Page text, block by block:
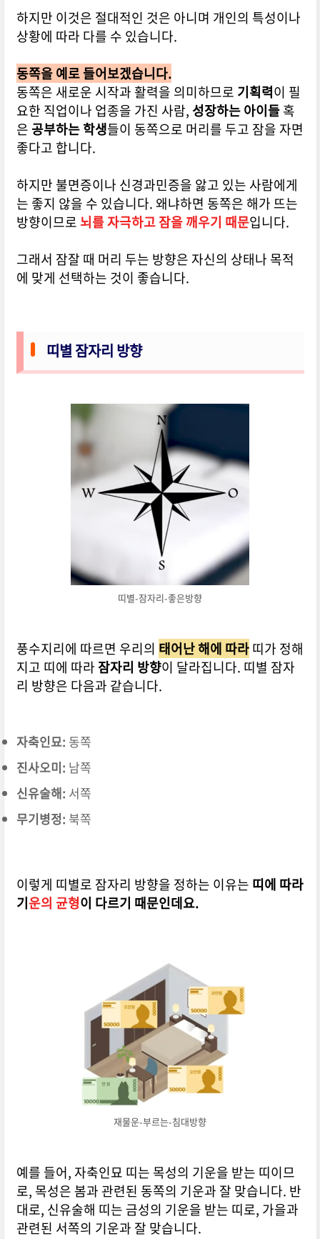
하지만 이것은 절대적인 것은 아니며 개인의 특성이나
상황에 따라 다를 수 있습니다.
동쪽을 예로 들어보겠습니다.
동쪽은 새로운 시작과 활력을 의미하므로 기획력이 필
요한 직업이나 업종을 가진 사람, 성장하는 아이들혹
은 공부하는 학생들이 동쪽으로 머리를 두고 잠을 자면
좋다고 합니다.
하지만 불면증이나 신경과민증을 앓고 있는 사람에게
는 좋지 않을 수 있습니다. 왜냐하면 동쪽은 해가 뜨는
방향이므로 뇌를 자극하고 잠을 깨우기 때문입니다.
그래서 잠잘 때 머리 두는 방향은 자신의 상태나 목적
에 맞게 선택하는 것이 좋습니다.
띠별 잠자리 방향
띠별-잠자리-좋은방향
풍수지리에 따르면 우리의 태어난 해에 따라띠가 정해
지고 띠에 따라잠자리 방향이 달라집니다. 띠별 잠자
리 방향은 다음과 같습니다.
자축인묘: 동쪽
진사오미: 남쪽
신유술해: 서쪽
무기병정: 북쪽
이렇게 띠별로 잠자리 방향을 정하는 이유는 띠에 따라
기운의 균형이 다르기 때문인데요.
재물운-부르는-침대방향
예를 들어, 자축인묘 띠는 목성의 기운을 받는 띠이므
로, 목성은 봄과 관련된 동쪽의 기운과 잘 맞습니다. 반
대로, 신유술해 띠는 금성의 기운을 받는 띠로, 가을과
관련된 서쪽의 기운과 잘 맞습니다.